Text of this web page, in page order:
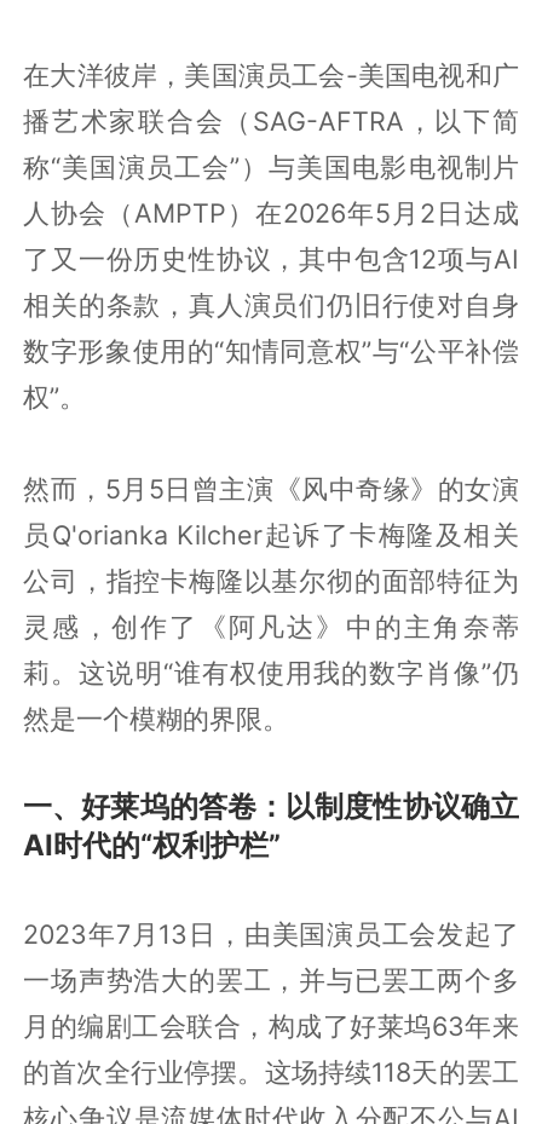
在大洋彼岸，美国演员工会-美国电视和广
播艺术家联合会（SAG-AFTRA，以下简
称“美国演员工会”）与美国电影电视制片
人协会（AMPTP）在2026年5月2日达成
了又一份历史性协议，其中包含12项与AI
相关的条款，真人演员们仍旧行使对自身
数字形象使用的“知情同意权”与“公平补偿
权”。
然而，5月5日曾主演《风中奇缘》的女演
员Q'orianka Kilcher起诉了卡梅隆及相关
公司，指控卡梅隆以基尔彻的面部特征为
灵感，创作了《阿凡达》中的主角奈蒂
莉。这说明“谁有权使用我的数字肖像”仍
然是一个模糊的界限。
一、好莱坞的答卷：以制度性协议确立
AI时代的“权利护栏”
2023年7月13日，由美国演员工会发起了
一场声势浩大的罢工，并与已罢工两个多
月的编剧工会联合，构成了好莱坞63年来
的首次全行业停摆。这场持续118天的罢工